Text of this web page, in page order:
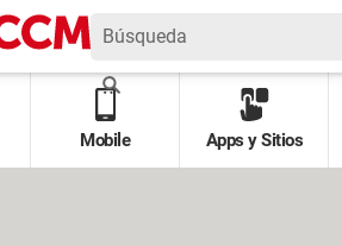
Mobile Apps y Sitios